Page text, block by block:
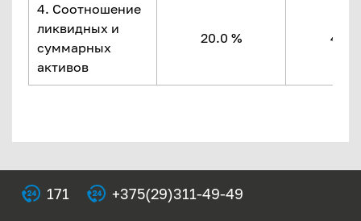
4. Соотношение
ликвидных и
суммарных
активов
20.0 % 49.1
171 +375(29)311-49-49